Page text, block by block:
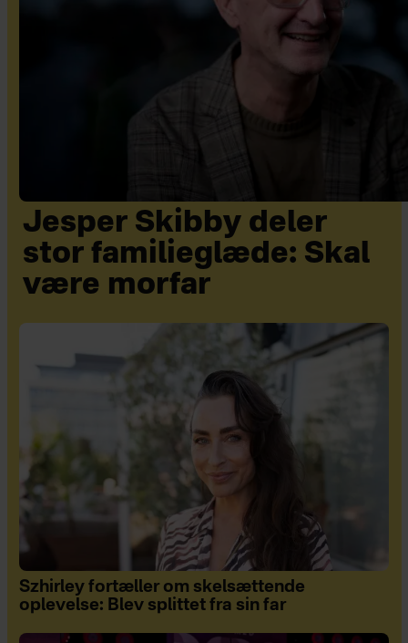
Jesper Skibby deler
stor familieglæde: Skal
være morfar
Szhirley fortæller om skelsættende
oplevelse: Blev splittet fra sin far